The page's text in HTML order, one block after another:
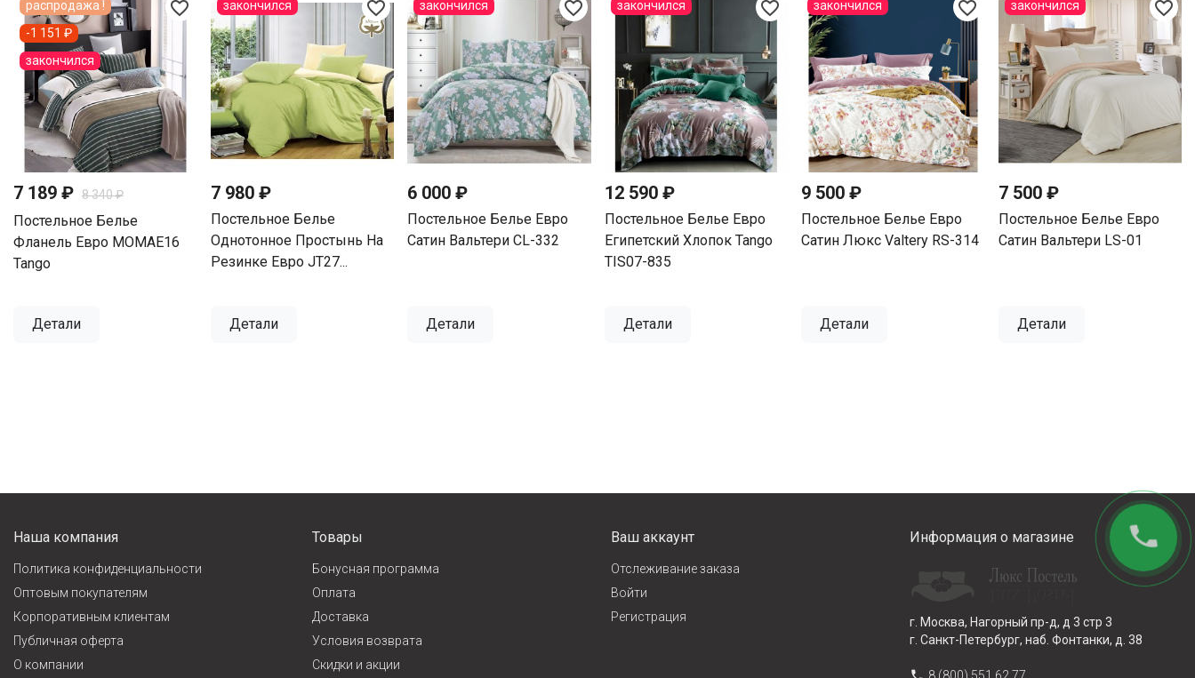
favorite_border
7 189 ₽ 8 340 ₽
Постельное Белье
Фланель Евро MOMAE16
Tango
Детали
распродажа !
-1 151 ₽
закончился
favorite_border
7 980 ₽
Постельное Белье
Однотонное Простынь На
Резинке Евро JT27...
Детали
закончился favorite_border
6 000 ₽
Постельное Белье Евро
Сатин Вальтери CL-332
Детали
закончился favorite_border
12 590 ₽
Постельное Белье Евро
Египетский Хлопок Tango
TIS07-835
Детали
закончился favorite_border
9 500 ₽
Постельное Белье Евро
Сатин Люкс Valtery RS-314
Детали
закончился favorite_border
7 500 ₽
Постельное Белье Евро
Сатин Вальтери LS-01
Детали
закончился
Наша компания
Политика конфиденциальности
Оптовым покупателям
Корпоративным клиентам
Публичная оферта
О компании
Товары
Бонусная программа
Оплата
Доставка
Условия возврата
Cкидки и акции
Ваш аккаунт
Отслеживание заказа
Войти
Регистрация
Информация о магазине
г. Москва, Нагорный пр-д, д 3 стр 3
г. Санкт-Петербург, наб. Фонтанки, д. 38
8 (800) 551 62 77
phone